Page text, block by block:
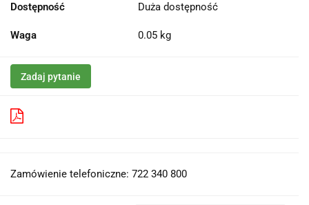
Dostępność Duża dostępność
Waga 0.05 kg
Zadaj pytanie
Zamówienie telefoniczne: 722 340 800